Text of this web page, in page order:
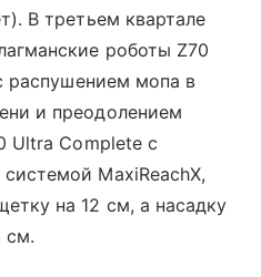
В третьем квартале
роботы Z70
распушением мопа в
и преодолением
Ultra Complete с
MaxiReachX,
на 12 см, а насадку
см.